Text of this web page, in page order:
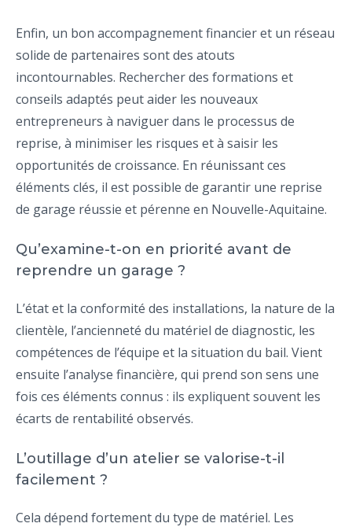
Enfin, un bon accompagnement financier et un réseau
solide de partenaires sont des atouts
incontournables. Rechercher des formations et
conseils adaptés peut aider les nouveaux
entrepreneurs à naviguer dans le processus de
reprise, à minimiser les risques et à saisir les
opportunités de croissance. En réunissant ces
éléments clés, il est possible de garantir une reprise
de garage réussie et pérenne en Nouvelle-Aquitaine.
Qu’examine-t-on en priorité avant de
reprendre un garage ?
L’état et la conformité des installations, la nature de la
clientèle, l’ancienneté du matériel de diagnostic, les
compétences de l’équipe et la situation du bail. Vient
ensuite l’analyse financière, qui prend son sens une
fois ces éléments connus : ils expliquent souvent les
écarts de rentabilité observés.
L’outillage d’un atelier se valorise-t-il
facilement ?
Cela dépend fortement du type de matériel. Les